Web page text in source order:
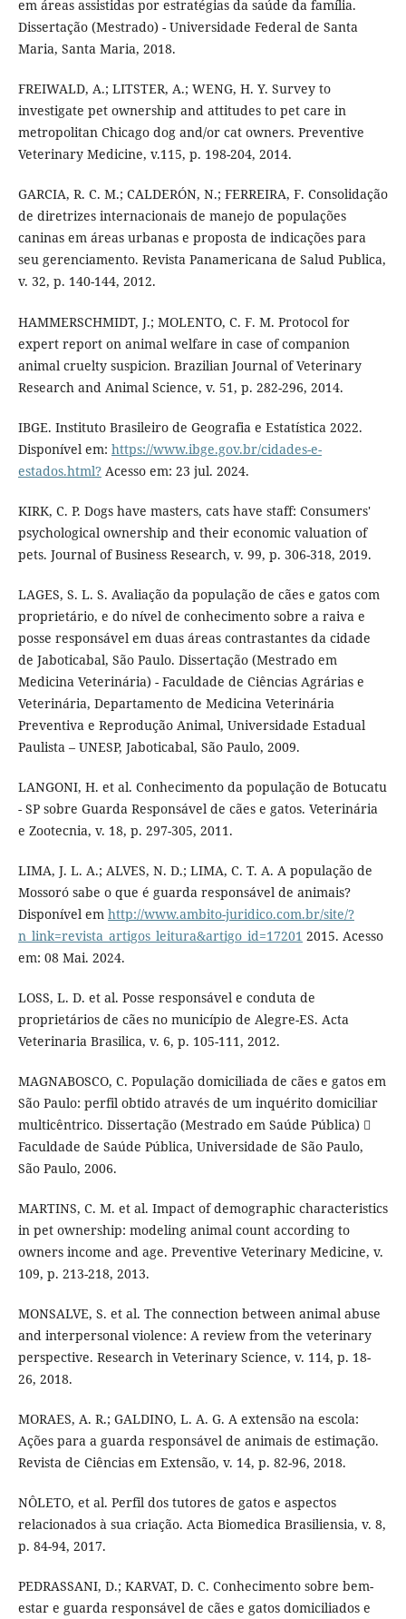
em áreas assistidas por estratégias da saúde da família.
Dissertação (Mestrado) - Universidade Federal de Santa
Maria, Santa Maria, 2018.
FREIWALD, A.; LITSTER, A.; WENG, H. Y. Survey to
investigate pet ownership and attitudes to pet care in
metropolitan Chicago dog and/or cat owners. Preventive
Veterinary Medicine, v.115, p. 198-204, 2014.
GARCIA, R. C. M.; CALDERÓN, N.; FERREIRA, F. Consolidação
de diretrizes internacionais de manejo de populações
caninas em áreas urbanas e proposta de indicações para
seu gerenciamento. Revista Panamericana de Salud Publica,
v. 32, p. 140-144, 2012.
HAMMERSCHMIDT, J.; MOLENTO, C. F. M. Protocol for
expert report on animal welfare in case of companion
animal cruelty suspicion. Brazilian Journal of Veterinary
Research and Animal Science, v. 51, p. 282-296, 2014.
IBGE. Instituto Brasileiro de Geografia e Estatística 2022.
Disponível em: https://www.ibge.gov.br/cidades-e-
estados.html?Acesso em: 23 jul. 2024.
KIRK, C. P. Dogs have masters, cats have staff: Consumers'
psychological ownership and their economic valuation of
pets. Journal of Business Research, v. 99, p. 306-318, 2019.
LAGES, S. L. S. Avaliação da população de cães e gatos com
proprietário, e do nível de conhecimento sobre a raiva e
posse responsável em duas áreas contrastantes da cidade
de Jaboticabal, São Paulo. Dissertação (Mestrado em
Medicina Veterinária) - Faculdade de Ciências Agrárias e
Veterinária, Departamento de Medicina Veterinária
Preventiva e Reprodução Animal, Universidade Estadual
Paulista – UNESP, Jaboticabal, São Paulo, 2009.
LANGONI, H. et al. Conhecimento da população de Botucatu
- SP sobre Guarda Responsável de cães e gatos. Veterinária
e Zootecnia, v. 18, p. 297-305, 2011.
LIMA, J. L. A.; ALVES, N. D.; LIMA, C. T. A. A população de
Mossoró sabe o que é guarda responsável de animais?
Disponível em http://www.ambito-juridico.com.br/site/?
n_link=revista_artigos_leitura&artigo_id=17201 2015. Acesso
em: 08 Mai. 2024.
LOSS, L. D. et al. Posse responsável e conduta de
proprietários de cães no município de Alegre-ES. Acta
Veterinaria Brasilica, v. 6, p. 105-111, 2012.
MAGNABOSCO, C. População domiciliada de cães e gatos em
São Paulo: perfil obtido através de um inquérito domiciliar
multicêntrico. Dissertação (Mestrado em Saúde Pública) 
Faculdade de Saúde Pública, Universidade de São Paulo,
São Paulo, 2006.
MARTINS, C. M. et al. Impact of demographic characteristics
in pet ownership: modeling animal count according to
owners income and age. Preventive Veterinary Medicine, v.
109, p. 213-218, 2013.
MONSALVE, S. et al. The connection between animal abuse
and interpersonal violence: A review from the veterinary
perspective. Research in Veterinary Science, v. 114, p. 18-
26, 2018.
MORAES, A. R.; GALDINO, L. A. G. A extensão na escola:
Ações para a guarda responsável de animais de estimação.
Revista de Ciências em Extensão, v. 14, p. 82-96, 2018.
NÔLETO, et al. Perfil dos tutores de gatos e aspectos
relacionados à sua criação. Acta Biomedica Brasiliensia, v. 8,
p. 84-94, 2017.
PEDRASSANI, D.; KARVAT, D. C. Conhecimento sobre bem-
estar e guarda responsável de cães e gatos domiciliados e